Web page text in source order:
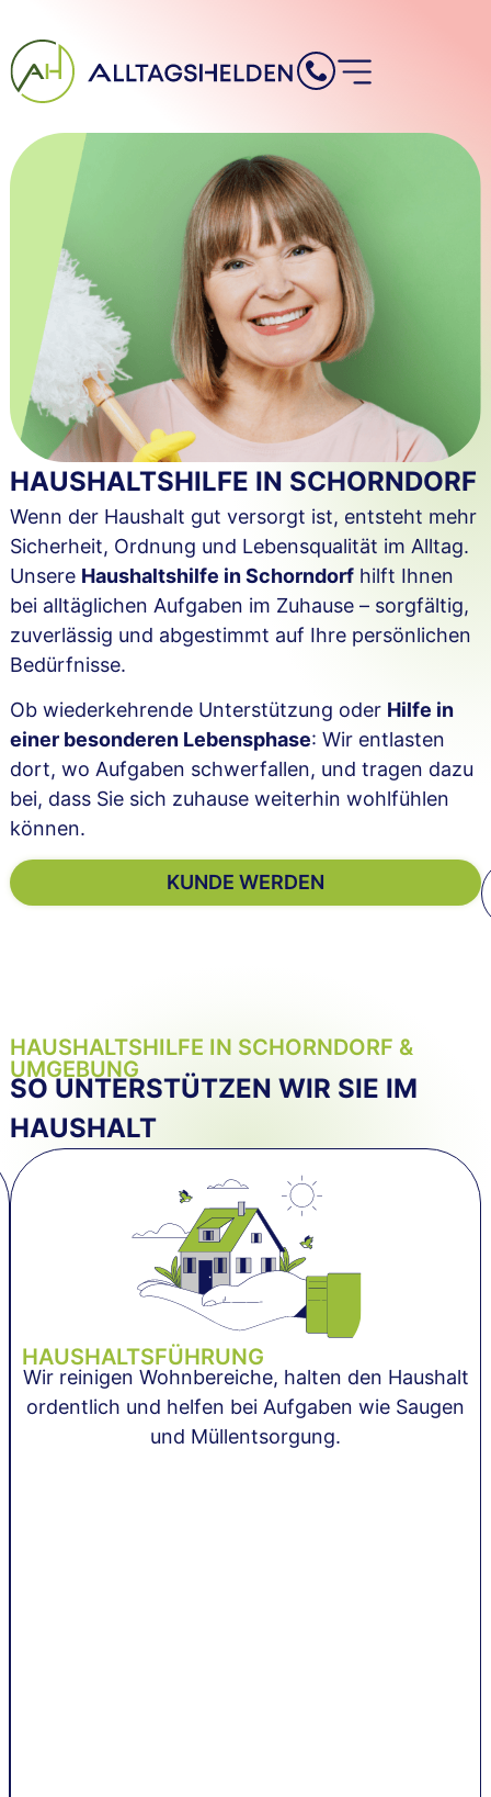
HAUSHALTSHILFE IN SCHORNDORF
Wenn der Haushalt gut versorgt ist, entsteht mehr
Sicherheit, Ordnung und Lebensqualität im Alltag.
Unsere Haushaltshilfe in Schorndorfhilft Ihnen
bei alltäglichen Aufgaben im Zuhause – sorgfältig,
zuverlässig und abgestimmt auf Ihre persönlichen
Bedürfnisse.
Ob wiederkehrende Unterstützung oder Hilfe in
einer besonderen Lebensphase: Wir entlasten
dort, wo Aufgaben schwerfallen, und tragen dazu
bei, dass Sie sich zuhause weiterhin wohlfühlen
können.
KUNDE WERDEN
HAUSHALTSHILFE IN SCHORNDORF &
UMGEBUNG
SO UNTERSTÜTZEN WIR SIE IM
HAUSHALT
HAUSHALTSFÜHRUNG
Wir reinigen Wohnbereiche, halten den Haushalt
ordentlich und helfen bei Aufgaben wie Saugen
und Müllentsorgung.